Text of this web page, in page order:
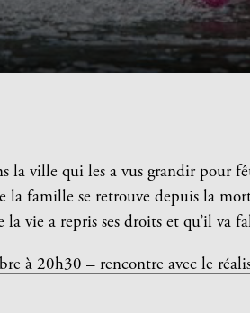
la ville qui les a vus grandir pour
la famille se retrouve depuis la
vie a repris ses droits et qu’il va
à 20h30 – rencontre avec le